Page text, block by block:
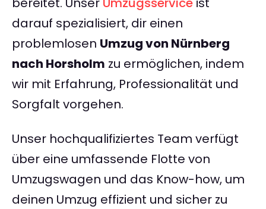
darauf spezialisiert, dir einen
problemlosen Umzug von Nürnberg
nach Horsholm zu ermöglichen, indem
wir mit Erfahrung, Professionalität und
Sorgfalt vorgehen.
Unser hochqualifiziertes Team verfügt
über eine umfassende Flotte von
Umzugswagen und das Know-how, um
deinen Umzug effizient und sicher zu